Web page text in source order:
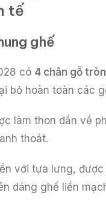
tế
ghế
có 4 chân gỗ tròn
bỏ hoàn toàn các
làm thon dần về
thoát.
với tựa lưng,
dáng ghế liền